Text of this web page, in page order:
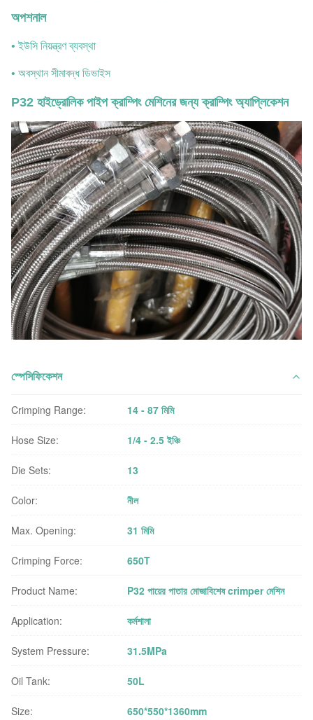
অপশনাল
• ইউসি নিয়ন্ত্রণ ব্যবস্থা
• অবস্থান সীমাবদ্ধ ডিভাইস
P32 হাইড্রোলিক পাইপ ক্রাম্পিং মেশিনের জন্য ক্রাম্পিং অ্যাপ্লিকেশন
স্পেসিফিকেশন
Crimping Range: 14 - 87 মিমি
Hose Size: 1/4 - 2.5 ইঞ্চি
Die Sets: 13
Color: নীল
Max. Opening: 31 মিমি
Crimping Force: 650T
Product Name: P32 পায়ের পাতার মোজাবিশেষ crimper মেশিন
Application: কর্মশালা
System Pressure: 31.5MPa
Oil Tank: 50L
Size: 650*550*1360mm